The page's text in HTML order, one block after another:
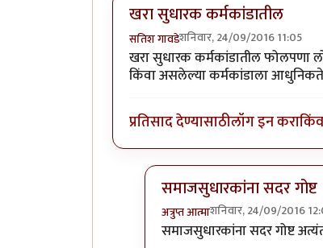
खरा सुधारक कर्मकांडातील
सतिश गावडेशनिवार, 24/09/2016 11:05
खरा सुधारक कर्मकांडातील फोलपणा
किंवा असलेल्या कर्मकांडाला
प्रतिसाद देण्यासाठीलॉग इन करा
समाजसुधारकांना सदर गोष्ट
अत्रुप्त आत्माशनिवार, 24/09/2016
In reply toखरा सुधारक
समाजसुधारकांना सदर गोष्ट